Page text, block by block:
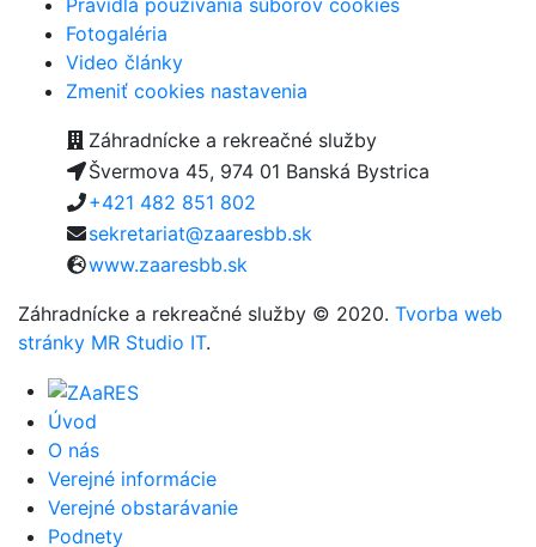
Fotogaléria
Video články
Zmeniť cookies nastavenia
Záhradnícke a rekreačné služby
Švermova 45, 974 01 Banská Bystrica
+421 482 851 802
sekretariat@zaaresbb.sk
www.zaaresbb.sk
Záhradnícke a rekreačné služby © 2020. Tvorba web
stránky MR Studio IT.
Úvod
O nás
Verejné informácie
Verejné obstarávanie
Podnety